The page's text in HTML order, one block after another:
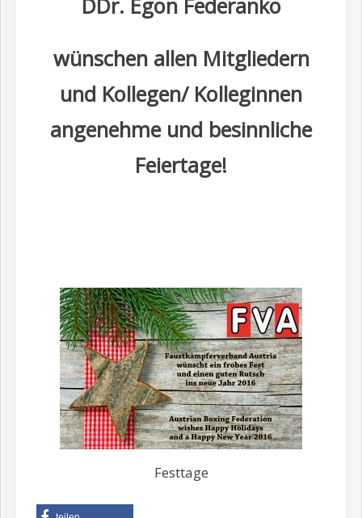
DDr. Egon Federanko
wünschen allen Mitgliedern
und Kollegen/ Kolleginnen
angenehme und besinnliche
Feiertage!
Festtage